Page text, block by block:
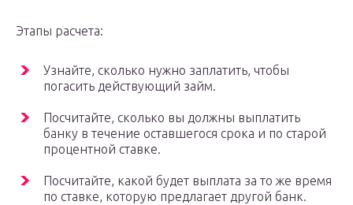
Этапы расчета:
Узнайте, сколько нужно заплатить, чтобы
погасить действующий займ.
Посчитайте, сколько вы должны выплатить
банку в течение оставшегося срока и по старой
процентной ставке.
Посчитайте, какой будет выплата за то же время
по ставке, которую предлагает другой банк.